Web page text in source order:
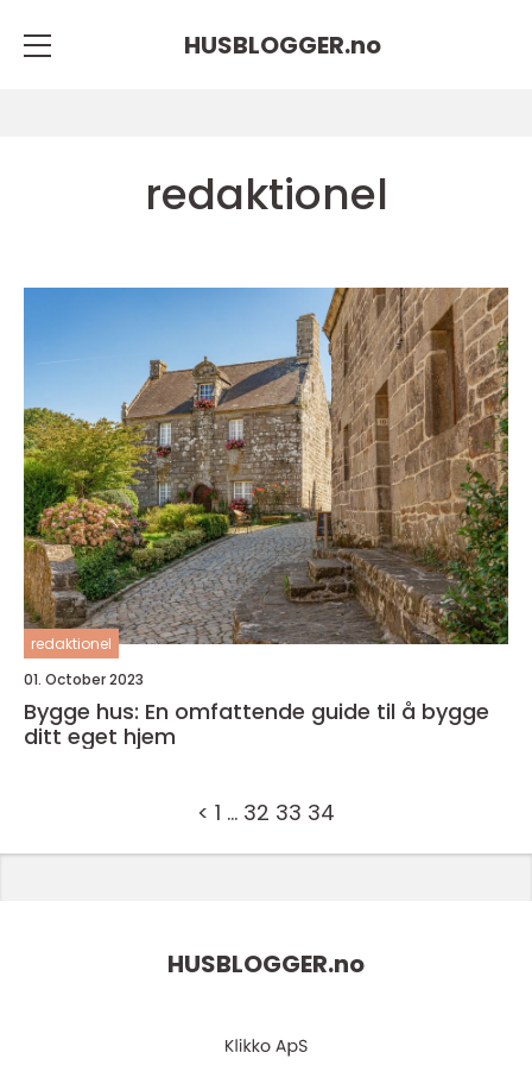
HUSBLOGGER.no
redaktionel
redaktionel
01. October 2023
Bygge hus: En omfattende guide til å bygge
ditt eget hjem
< 1 … 32 33 34
HUSBLOGGER.no